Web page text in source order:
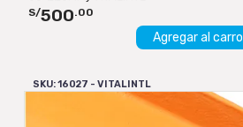
S/500.00
Agregar al carro
SKU: 16027 - VITALINTL